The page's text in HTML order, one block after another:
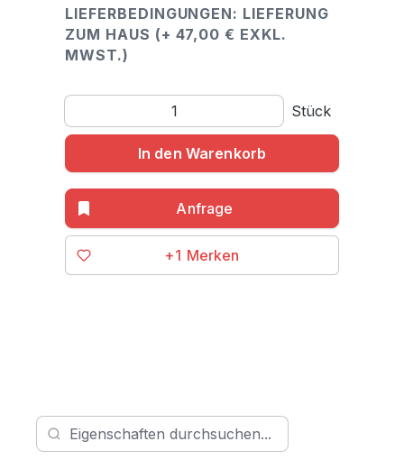
LIEFERBEDINGUNGEN: LIEFERUNG
ZUM HAUS (+ 47,00 € EXKL.
MWST.)
Produkt Anzahl: Gib den gewünschten Wert ein
Stück
In den Warenkorb
+1